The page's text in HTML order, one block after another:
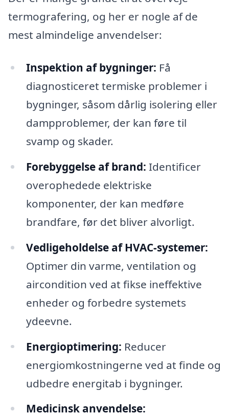
termografering, og her er nogle af de
mest almindelige anvendelser:
Inspektion af bygninger: Få
diagnosticeret termiske problemer i
bygninger, såsom dårlig isolering eller
dampproblemer, der kan føre til
svamp og skader.
Forebyggelse af brand: Identificer
overophedede elektriske
komponenter, der kan medføre
brandfare, før det bliver alvorligt.
Vedligeholdelse af HVAC-systemer:
Optimer din varme, ventilation og
aircondition ved at fikse ineffektive
enheder og forbedre systemets
ydeevne.
Energioptimering: Reducer
energiomkostningerne ved at finde og
udbedre energitab i bygninger.
Medicinsk anvendelse: